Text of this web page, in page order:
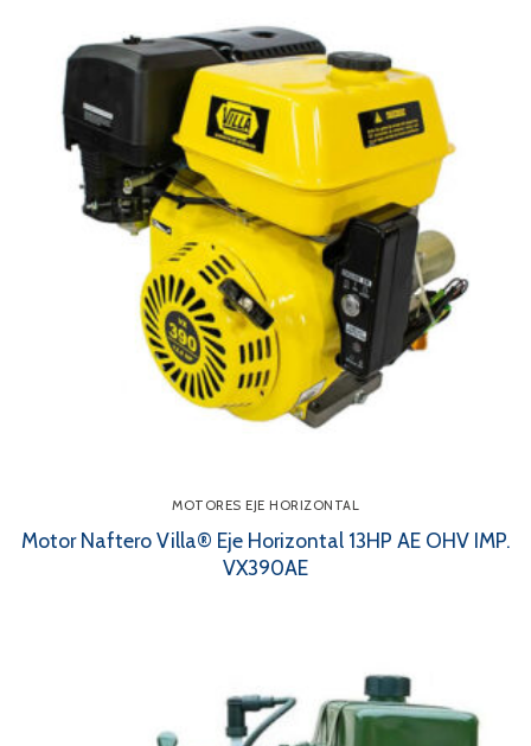
MOTORES EJE HORIZONTAL
Motor Naftero Villa® Eje Horizontal 13HP AE OHV IMP.
VX390AE